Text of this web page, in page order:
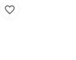
favorite_border